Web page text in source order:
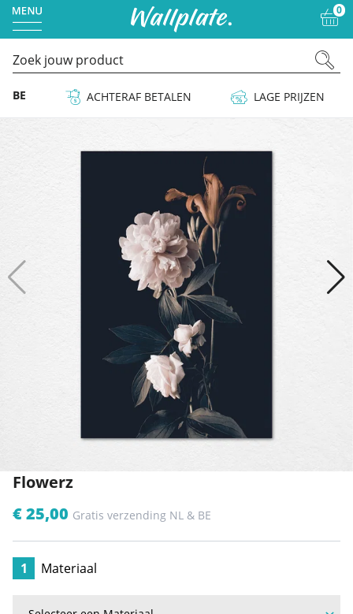
0
BE ACHTERAF BETALEN LAGE PRIJZEN
Flowerz
€ 25,00 Gratis verzending NL & BE
1 Materiaal